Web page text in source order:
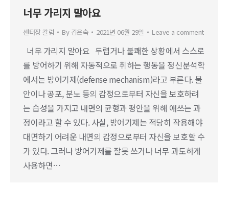
너무 가리지 말아요
센터장 칼럼 By 김은숙 2021년 06월 29일 Leave a comment
너무 가리지 말아요 두렵거나 불쾌한 상황에서 스스로
를 방어하기 위해 자동적으로 취하는 행동을 정신분석학
에서는 방어기제(defense mechanism)라고 부른다. 불
안이나 공포, 분노 등의 감정으로부터 자신을 보호하려
는 습성을 가지고 내면의 균형과 평안을 위해 애쓰는 과
정이라고 할 수 있다. 사실, 방어기제는 적당히 작용해야
대면하기 어려운 내면의 감정으로부터 자신을 보호할 수
가 있다. 그러나 방어기제를 잘못 쓰거나 너무 과도하게
사용하면…